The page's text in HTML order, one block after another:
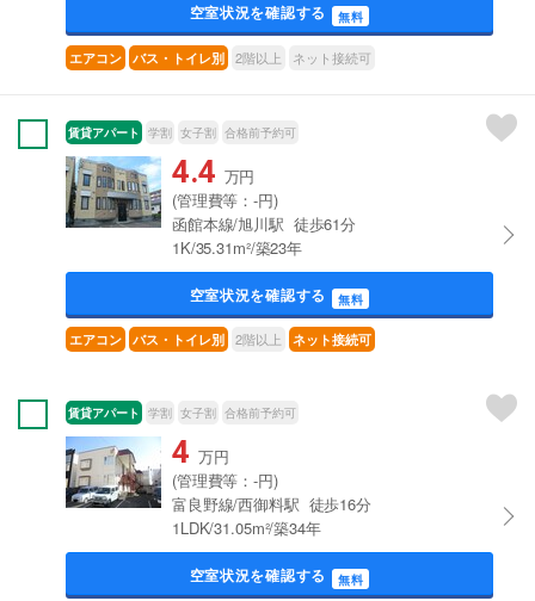
空室状況を確認する 無料
エアコン バス・トイレ別 2階以上 ネット接続可
賃貸アパート 学割 女子割 合格前予約可
4.4 万円
(管理費等：-円)
函館本線/旭川駅 徒歩61分
1K/35.31m²/築23年
空室状況を確認する 無料
エアコン バス・トイレ別 2階以上 ネット接続可
賃貸アパート 学割 女子割 合格前予約可
4 万円
(管理費等：-円)
富良野線/西御料駅 徒歩16分
1LDK/31.05m²/築34年
空室状況を確認する 無料